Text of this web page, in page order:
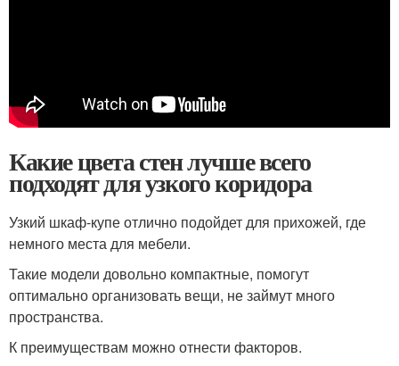
Какие цвета стен лучше всего
подходят для узкого коридора
Узкий шкаф-купе отлично подойдет для прихожей, где
немного места для мебели.
Такие модели довольно компактные, помогут
оптимально организовать вещи, не займут много
пространства.
К преимуществам можно отнести факторов.